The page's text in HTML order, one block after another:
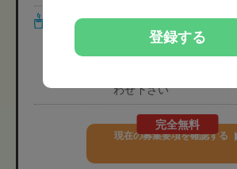
休日・休暇 ［休日］ 選択制（週休
制・完全週休2日制） ※
［休暇］ ※有給休暇は法
［年間休日］ 人材紹介
わせ下さい
完全無料
現在の募集要項を確認する
登録する